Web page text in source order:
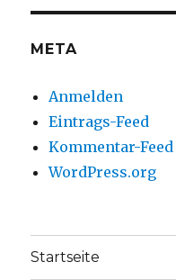
anzeigenanzeigen
META
Anmelden
Eintrags-Feed
Kommentar-Feed
WordPress.org
Startseite